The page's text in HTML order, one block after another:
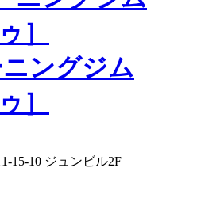
ングジム
］
15-10 ジュンビル2F